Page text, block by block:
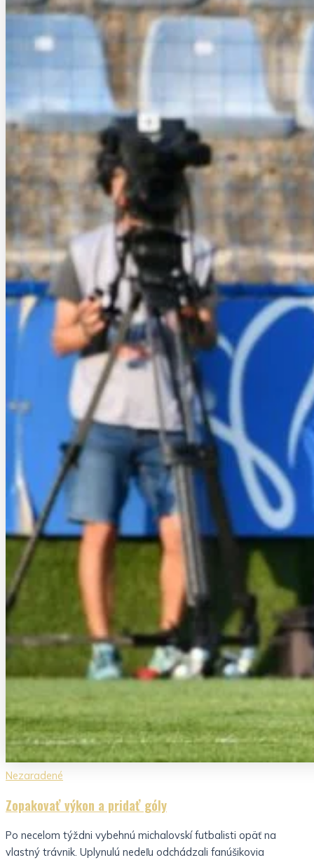
Nezaradené
Zopakovať výkon a pridať góly
Po necelom týždni vybehnú michalovskí futbalisti opäť na
vlastný trávnik. Uplynulú nedeľu odchádzali fanúšikovia